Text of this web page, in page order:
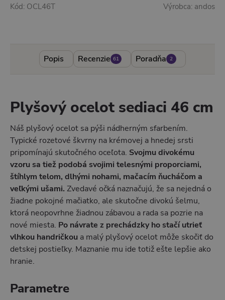
Skladom u nás
Kód: OCL46T Výrobca: andos
Popis Recenzie 61 Poradňa 2
Plyšový ocelot sediaci 46 cm
Náš plyšový ocelot sa pýši nádherným sfarbením.
Typické rozetové škvrny na krémovej a hnedej srsti
pripomínajú skutočného oceľota. Svojmu divokému
vzoru sa tiež podobá svojimi telesnými proporciami,
štíhlym telom, dlhými nohami, mačacím ňucháčom a
veľkými ušami. Zvedavé očká naznačujú, že sa nejedná o
žiadne pokojné mačiatko, ale skutočne divokú šelmu,
ktorá neopovrhne žiadnou zábavou a rada sa pozrie na
nové miesta. Po návrate z prechádzky ho stačí utrieť
vlhkou handričkou a malý plyšový ocelot môže skočiť do
detskej postieľky. Maznanie mu ide totiž ešte lepšie ako
hranie.
Parametre